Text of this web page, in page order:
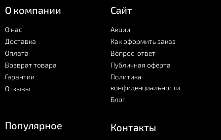
О компании
О нас
Доставка
Оплата
Возврат товара
Гарантии
Отзывы
Сайт
Акции
Как оформить заказ
Вопрос-ответ
Публичная оферта
Политика
конфиденциальности
Блог
Популярное Контакты